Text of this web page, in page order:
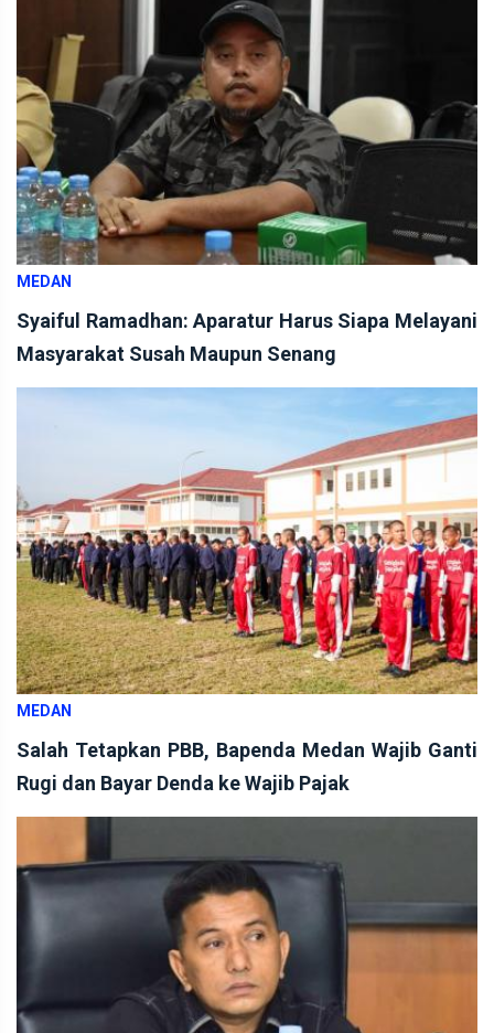
MEDAN
Syaiful Ramadhan: Aparatur Harus Siapa Melayani
Masyarakat Susah Maupun Senang
MEDAN
Salah Tetapkan PBB, Bapenda Medan Wajib Ganti
Rugi dan Bayar Denda ke Wajib Pajak